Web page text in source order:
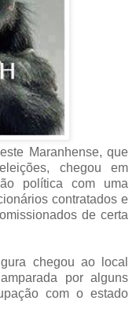
Maranhense, que
chegou em
política com uma
contratados e
de certa
chegou ao local
por alguns
com o estado